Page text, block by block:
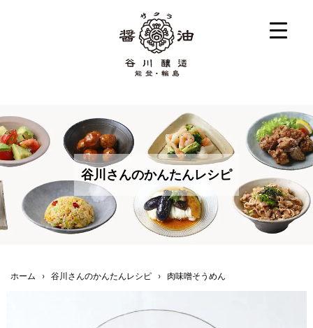
谷川さんのかんたんレシピ
ホーム › 谷川さんのかんたんレシピ › 肉味噌そうめん